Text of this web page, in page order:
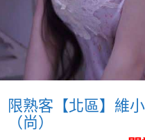
限熟客【北區】維
（尚）